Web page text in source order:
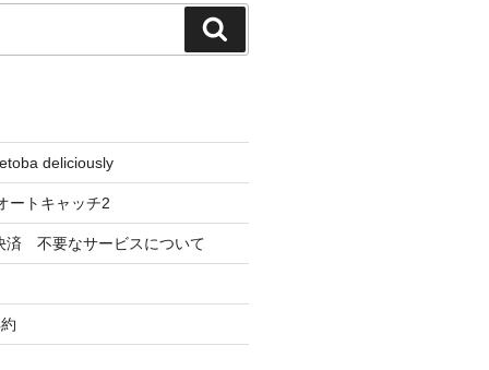
索
deliciously
トキャッチ2
不要なサービスについて